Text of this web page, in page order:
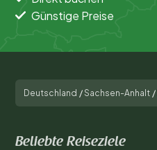
Günstige Preise
Deutschland /Sachsen-Anhalt /
Beliebte Reiseziele